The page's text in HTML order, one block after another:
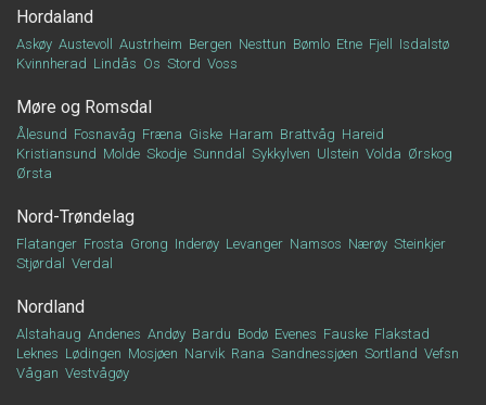
Hordaland
Askøy Austevoll Austrheim Bergen Nesttun Bømlo Etne Fjell
Isdalstø
Kvinnherad Lindås Os Stord Voss
Møre og Romsdal
Ålesund Fosnavåg Fræna Giske Haram Brattvåg Hareid
Kristiansund Molde Skodje Sunndal Sykkylven Ulstein Volda Ørskog
Ørsta
Nord-Trøndelag
Flatanger Frosta Grong Inderøy Levanger Namsos Nærøy Steinkjer
Stjørdal
Verdal
Nordland
Alstahaug Andenes Andøy Bardu Bodø Evenes Fauske Flakstad
Leknes Lødingen Mosjøen Narvik Rana Sandnessjøen Sortland Vefsn
Vågan Vestvågøy